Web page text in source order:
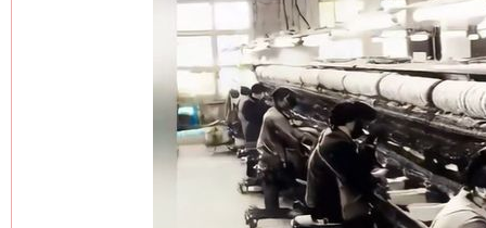
网上购药对药下症？